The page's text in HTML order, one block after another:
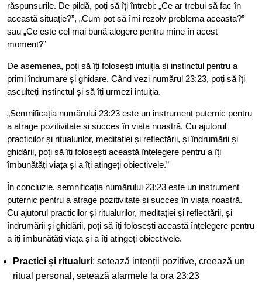
răspunsurile. De pildă, poți să îți întrebi: „Ce ar trebui să fac în
această situație?”, „Cum pot să îmi rezolv problema aceasta?”
sau „Ce este cel mai bună alegere pentru mine în acest
moment?”
De asemenea, poți să îți folosești intuiția și instinctul pentru a
primi îndrumare și ghidare. Când vezi numărul 23:23, poți să îți
asculteți instinctul și să îți urmezi intuiția.
„Semnificația numărului 23:23 este un instrument puternic pentru
a atrage pozitivitate și succes în viața noastră. Cu ajutorul
practicilor și ritualurilor, meditației și reflectării, și îndrumării și
ghidării, poți să îți folosești această înțelegere pentru a îți
îmbunătăți viața și a îți atingeți obiectivele.”
În concluzie, semnificația numărului 23:23 este un instrument
puternic pentru a atrage pozitivitate și succes în viața noastră.
Cu ajutorul practicilor și ritualurilor, meditației și reflectării, și
îndrumării și ghidării, poți să îți folosești această înțelegere pentru
a îți îmbunătăți viața și a îți atingeți obiectivele.
Practici și ritualuri: setează intenții pozitive, creează un
ritual personal, setează alarmele la ora 23:23